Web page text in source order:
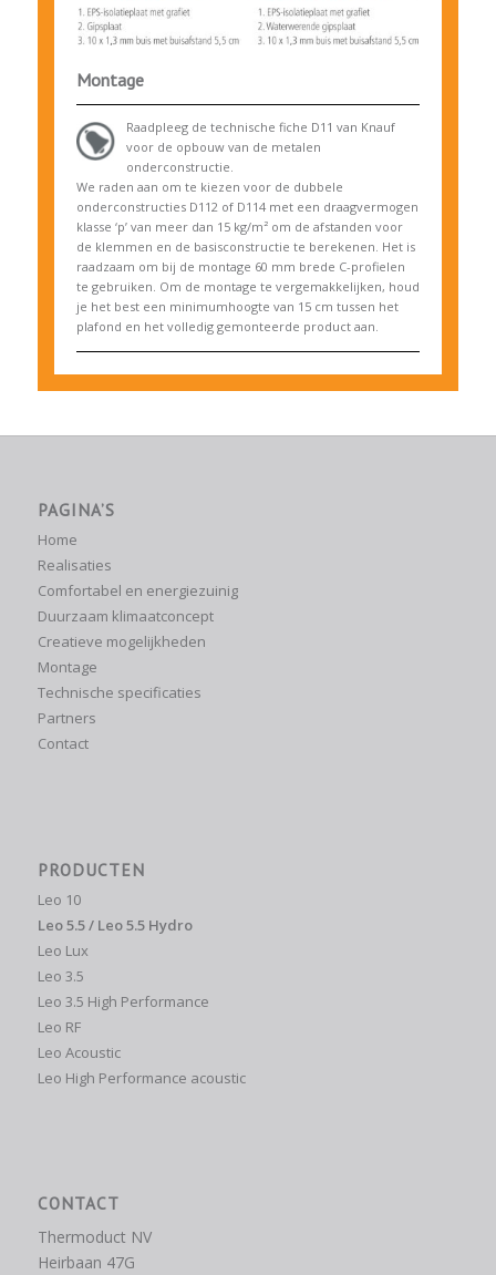
Montage
Raadpleeg de technische fiche D11 van Knauf
voor de opbouw van de metalen
onderconstructie.
We raden aan om te kiezen voor de dubbele
onderconstructies D112 of D114 met een draagvermogen
klasse ‘p’ van meer dan 15 kg/m² om de afstanden voor
de klemmen en de basisconstructie te berekenen. Het is
raadzaam om bij de montage 60 mm brede C-profielen
te gebruiken. Om de montage te vergemakkelijken, houd
je het best een minimumhoogte van 15 cm tussen het
plafond en het volledig gemonteerde product aan.
PAGINA’S
Home
Realisaties
Comfortabel en energiezuinig
Duurzaam klimaatconcept
Creatieve mogelijkheden
Montage
Technische specificaties
Partners
Contact
PRODUCTEN
Leo 10
Leo 5.5 / Leo 5.5 Hydro
Leo Lux
Leo 3.5
Leo 3.5 High Performance
Leo RF
Leo Acoustic
Leo High Performance acoustic
CONTACT
Thermoduct NV
Heirbaan 47G